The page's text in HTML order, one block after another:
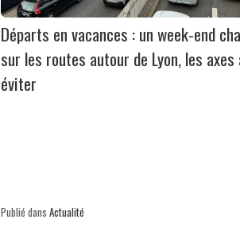
Départs en vacances : un week-end
sur les routes autour de Lyon, les axes
éviter
Publié dans Actualité